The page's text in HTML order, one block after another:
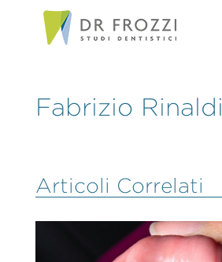
Fabrizio Rinaldi
Articoli Correlati